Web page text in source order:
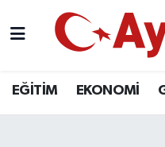
EĞİTİM EKONOMİ